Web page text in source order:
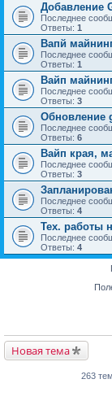
Добавление
Последнее
Ответы: 1
Вапй
Последнее
Ответы: 1
Вайп
Последнее
Ответы: 3
Обновление
Последнее
Ответы: 6
Вайп края,
Последнее
Ответы: 3
Последнее
Ответы: 4
Тех. работы
Последнее
Ответы: 4
Новая тема
263